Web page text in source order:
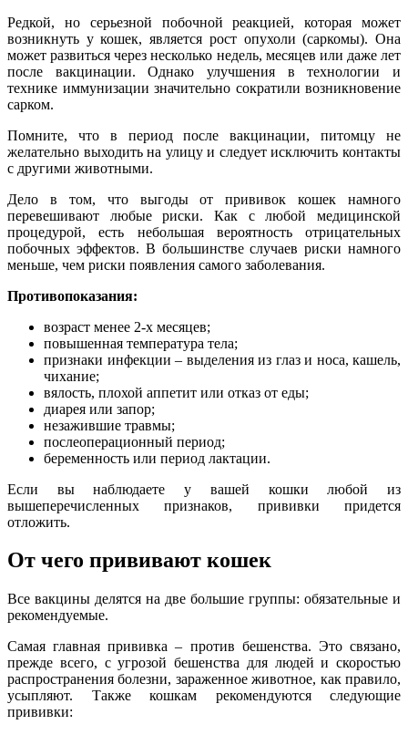
Редкой, но серьезной побочной реакцией, которая может
возникнуть у кошек, является рост опухоли (саркомы). Она
может развиться через несколько недель, месяцев или даже лет
после вакцинации. Однако улучшения в технологии и
технике иммунизации значительно сократили возникновение
сарком.
Помните, что в период после вакцинации, питомцу не
желательно выходить на улицу и следует исключить контакты
с другими животными.
Дело в том, что выгоды от прививок кошек намного
перевешивают любые риски. Как с любой медицинской
процедурой, есть небольшая вероятность отрицательных
побочных эффектов. В большинстве случаев риски намного
меньше, чем риски появления самого заболевания.
Противопоказания:
возраст менее 2-х месяцев;
повышенная температура тела;
признаки инфекции – выделения из глаз и носа, кашель,
чихание;
вялость, плохой аппетит или отказ от еды;
диарея или запор;
незажившие травмы;
послеоперационный период;
беременность или период лактации.
Если вы наблюдаете у вашей кошки любой из
вышеперечисленных признаков, прививки придется
отложить.
От чего прививают кошек
Все вакцины делятся на две большие группы: обязательные и
рекомендуемые.
Самая главная прививка – против бешенства. Это связано,
прежде всего, с угрозой бешенства для людей и скоростью
распространения болезни, зараженное животное, как правило,
усыпляют. Также кошкам рекомендуются следующие
прививки: